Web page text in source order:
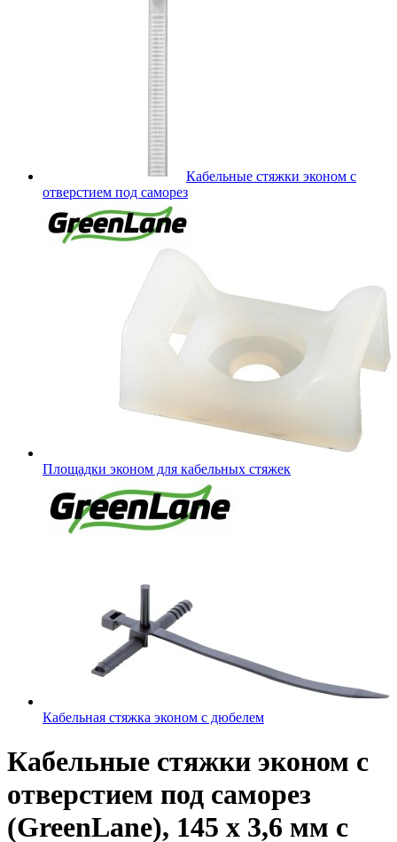
Кабельные стяжки эконом с
отверстием под саморез
Площадки эконом для кабельных стяжек
Кабельная стяжка эконом с дюбелем
Кабельные стяжки эконом с
отверстием под саморез
(GreenLane), 145 х 3,6 мм с